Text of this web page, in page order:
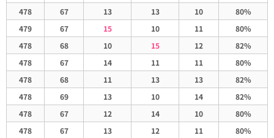
478
67 13 13 10
80%
479
67 15 10 11
80%
478
68 10 15 12
82%
478
67 14 11 11
80%
478
68 11 13 13
82%
478
69 13 10 14
82%
478
67 12 14 10
80%
478
67 13 12 11
80%